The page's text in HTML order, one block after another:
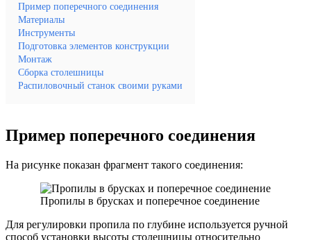
Пример поперечного соединения
Материалы
Инструменты
Подготовка элементов конструкции
Монтаж
Сборка столешницы
Распиловочный станок своими руками
Пример поперечного соединения
На рисунке показан фрагмент такого соединения:
Пропилы в брусках и поперечное соединение
Для регулировки пропила по глубине используется ручной
способ установки высоты столешницы относительно